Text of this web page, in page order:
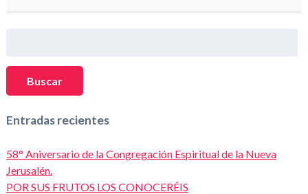
Buscar
Entradas recientes
58° Aniversario de la Congregación Espiritual de la Nueva
Jerusalén.
POR SUS FRUTOS LOS CONOCERÉIS